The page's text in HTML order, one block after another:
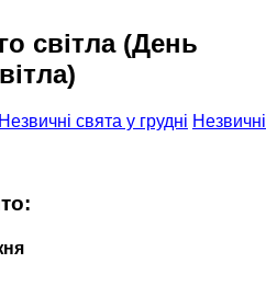
світла (День
Незвичні свята у грудні Незвичні